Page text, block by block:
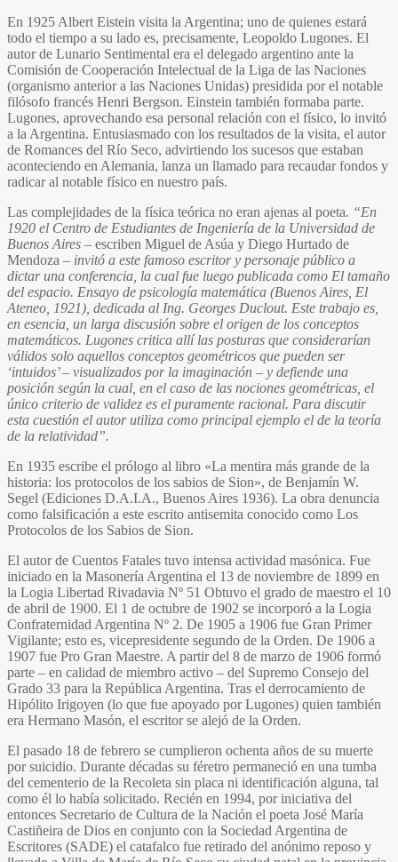
En 1925 Albert Eistein visita la Argentina; uno de quienes estará
todo el tiempo a su lado es, precisamente, Leopoldo Lugones. El
autor de Lunario Sentimental era el delegado argentino ante la
Comisión de Cooperación Intelectual de la Liga de las Naciones
(organismo anterior a las Naciones Unidas) presidida por el notable
filósofo francés Henri Bergson. Einstein también formaba parte.
Lugones, aprovechando esa personal relación con el físico, lo invitó
a la Argentina. Entusiasmado con los resultados de la visita, el autor
de Romances del Río Seco, advirtiendo los sucesos que estaban
aconteciendo en Alemania, lanza un llamado para recaudar fondos y
radicar al notable físico en nuestro país.
Las complejidades de la física teórica no eran ajenas al poeta. “En
1920 el Centro de Estudiantes de Ingeniería de la Universidad de
Buenos Aires – escriben Miguel de Asúa y Diego Hurtado de
Mendoza – invitó a este famoso escritor y personaje público a
dictar una conferencia, la cual fue luego publicada como El tamaño
del espacio. Ensayo de psicología matemática (Buenos Aires, El
Ateneo, 1921), dedicada al Ing. Georges Duclout. Este trabajo es,
en esencia, un larga discusión sobre el origen de los conceptos
matemáticos. Lugones critica allí las posturas que considerarían
válidos solo aquellos conceptos geométricos que pueden ser
‘intuidos’ – visualizados por la imaginación – y defiende una
posición según la cual, en el caso de las nociones geométricas, el
único criterio de validez es el puramente racional. Para discutir
esta cuestión el autor utiliza como principal ejemplo el de la teoría
de la relatividad”.
En 1935 escribe el prólogo al libro «La mentira más grande de la
historia: los protocolos de los sabios de Sion», de Benjamín W.
Segel (Ediciones D.A.I.A., Buenos Aires 1936). La obra denuncia
como falsificación a este escrito antisemita conocido como Los
Protocolos de los Sabios de Sion.
El autor de Cuentos Fatales tuvo intensa actividad masónica. Fue
iniciado en la Masonería Argentina el 13 de noviembre de 1899 en
la Logia Libertad Rivadavia Nº 51 Obtuvo el grado de maestro el 10
de abril de 1900. El 1 de octubre de 1902 se incorporó a la Logia
Confraternidad Argentina Nº 2. De 1905 a 1906 fue Gran Primer
Vigilante; esto es, vicepresidente segundo de la Orden. De 1906 a
1907 fue Pro Gran Maestre. A partir del 8 de marzo de 1906 formó
parte – en calidad de miembro activo – del Supremo Consejo del
Grado 33 para la República Argentina. Tras el derrocamiento de
Hipólito Irigoyen (lo que fue apoyado por Lugones) quien también
era Hermano Masón, el escritor se alejó de la Orden.
El pasado 18 de febrero se cumplieron ochenta años de su muerte
por suicidio. Durante décadas su féretro permaneció en una tumba
del cementerio de la Recoleta sin placa ni identificación alguna, tal
como él lo había solicitado. Recién en 1994, por iniciativa del
entonces Secretario de Cultura de la Nación el poeta José María
Castiñeira de Dios en conjunto con la Sociedad Argentina de
Escritores (SADE) el catafalco fue retirado del anónimo reposo y